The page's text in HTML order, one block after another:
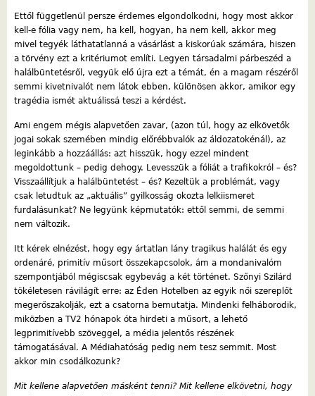
Ettől függetlenül persze érdemes elgondolkodni, hogy most akkor
kell-e fólia vagy nem, ha kell, hogyan, ha nem kell, akkor meg
mivel tegyék láthatatlanná a vásárlást a kiskorúak számára, hiszen
a törvény ezt a kritériumot említi. Legyen társadalmi párbeszéd a
halálbüntetésről, vegyük elő újra ezt a témát, én a magam részéről
semmi kivetnivalót nem látok ebben, különösen akkor, amikor egy
tragédia ismét aktuálissá teszi a kérdést.
Ami engem mégis alapvetően zavar, (azon túl, hogy az elkövetők
jogai sokak szemében mindig előrébbvalók az áldozatokénál), az
leginkább a hozzáállás: azt hisszük, hogy ezzel mindent
megoldottunk – pedig dehogy. Levesszük a fóliát a trafikokról – és?
Visszaállítjuk a halálbüntetést – és? Kezeltük a problémát, vagy
csak letudtuk az „aktuális” gyilkosság okozta lelkiismeret
furdalásunkat? Ne legyünk képmutatók: ettől semmi, de semmi
nem változik.
Itt kérek elnézést, hogy egy ártatlan lány tragikus halálát és egy
ordenáré, primitív műsort összekapcsolok, ám a mondanivalóm
szempontjából mégiscsak egybevág a két történet. Szőnyi Szilárd
tökéletesen rávilágít erre: az Éden Hotelben az egyik női szereplőt
megerőszakolják, ezt a csatorna bemutatja. Mindenki felháborodik,
miközben a TV2 hónapok óta hirdeti a műsort, a lehető
legprimitívebb szöveggel, a média jelentős részének
támogatásával. A Médiahatóság pedig nem tesz semmit. Most
akkor min csodálkozunk?
Mit kellene alapvetően másként tenni? Mit kellene elkövetni, hogy